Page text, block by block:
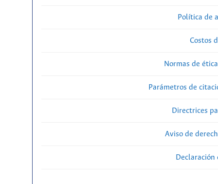
Política de
Costos
Normas de
Parámetros de
Directrices
Aviso de